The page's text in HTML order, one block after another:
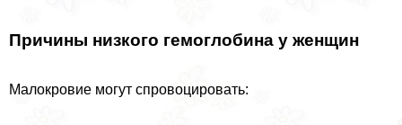
Причины низкого гемоглобина у женщин
Малокровие могут спровоцировать: